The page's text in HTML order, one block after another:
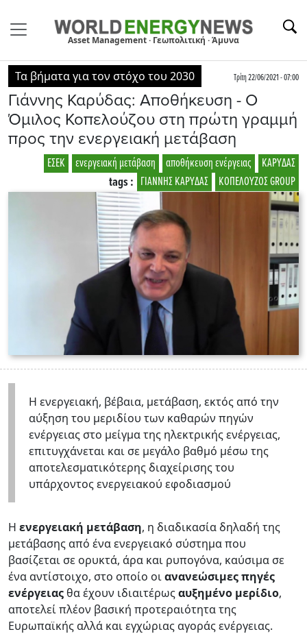
Asset Management · Γεωπολιτική · Άμυνα
Τα βήματα για τον στόχο του 2030 Τρίτη 22/06/2021 - 07:00
Γιάννης Καρύδας: Aποθήκευση - Ο
Όμιλος Κοπελούζου στη πρώτη γραμμή
προς την ενεργειακή μετάβαση
ΚΑΡΥΔΑΣ
αποθήκευση ενέργειας
ενεργειακή μετάβαση
ΕΣΕΚ
ΚΟΠΕΛΟΥΖΟΣ GROUP
ΓΙΑΝΝΗΣ ΚΑΡΥΔΑΣ
tags :
Η ενεργειακή, βέβαια, μετάβαση, εκτός από την
αύξηση του μεριδίου των καθαρών πηγών
ενέργειας στο μείγμα της ηλεκτρικής ενέργειας,
επιτυγχάνεται και σε μεγάλο βαθμό μέσω της
αποτελεσματικότερης διαχείρισης του
υπάρχοντος ενεργειακού εφοδιασμού
Η ενεργειακή μετάβαση, η διαδικασία δηλαδή της
μετάβασης από ένα ενεργειακό σύστημα που
βασίζεται σε ορυκτά, άρα και ρυπογόνα, καύσιμα σε
ένα αντίστοιχο, στο οποίο οιανανεώσιμες πηγές
ενέργειαςθα έχουν ιδιαιτέρωςαυξημένο μερίδιο,
αποτελεί πλέον βασική προτεραιότητα της
Ευρωπαϊκής αλλά και εγχώριας αγοράς ενέργειας.